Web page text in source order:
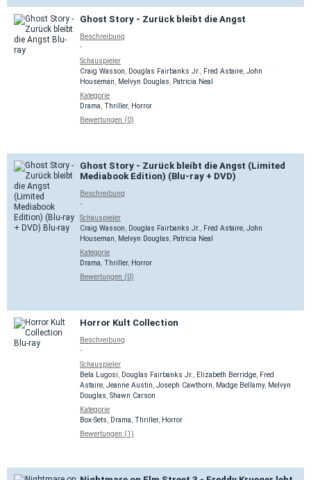
Ghost Story - Zurück bleibt die Angst
Beschreibung
-
Schauspieler
Craig Wasson
Douglas Fairbanks Jr. Fred Astaire John
Houseman
Melvyn Douglas
Patricia Neal
Kategorie
Drama Thriller, Horror
Bewertungen (0)
Ghost Story - Zurück bleibt die Angst (Limited
Mediabook Edition) (Blu-ray + DVD)
Beschreibung
-
Schauspieler
Craig Wasson
Douglas Fairbanks Jr. Fred Astaire John
Houseman
Melvyn Douglas
Patricia Neal
Kategorie
Drama Thriller, Horror
Bewertungen (0)
Horror Kult Collection
Beschreibung
-
Schauspieler
Bela Lugosi
Douglas Fairbanks Jr. Elizabeth Berridge
Fred
Astaire Jeanne Austin Joseph Cawthorn Madge Bellamy, Melvyn
Douglas Shawn Carson
Kategorie
Box-Sets
Drama Thriller, Horror
Bewertungen (1)